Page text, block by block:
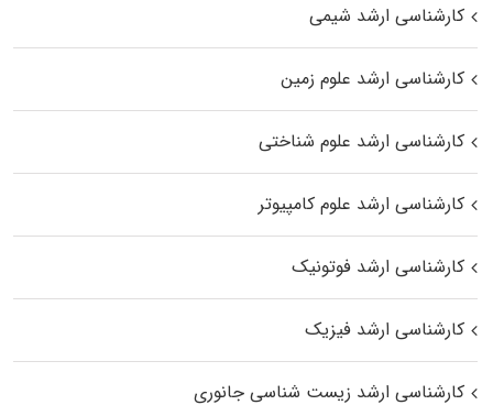
کارشناسی ارشد شیمی
کارشناسی ارشد علوم زمین
کارشناسی ارشد علوم شناختی
کارشناسی ارشد علوم کامپیوتر
کارشناسی ارشد فوتونیک
کارشناسی ارشد فیزیک
کارشناسی ارشد زیست‌ شناسی جانوری